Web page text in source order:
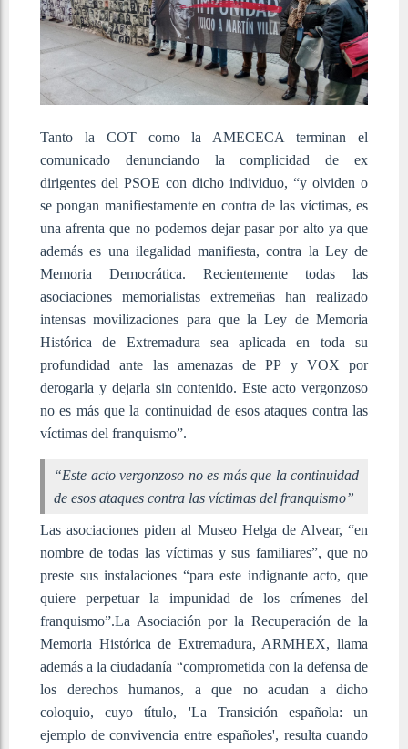
Tanto la COT como la AMECECA terminan el
comunicado denunciando la complicidad de ex
dirigentes del PSOE con dicho individuo, “y olviden o
se pongan manifiestamente en contra de las víctimas, es
una afrenta que no podemos dejar pasar por alto ya que
además es una ilegalidad manifiesta, contra la Ley de
Memoria Democrática. Recientemente todas las
asociaciones memorialistas extremeñas han realizado
intensas movilizaciones para que la Ley de Memoria
Histórica de Extremadura sea aplicada en toda su
profundidad ante las amenazas de PP y VOX por
derogarla y dejarla sin contenido. Este acto vergonzoso
no es más que la continuidad de esos ataques contra las
víctimas del franquismo”.
“Este acto vergonzoso no es más que la continuidad
de esos ataques contra las víctimas del franquismo”
Las asociaciones piden al Museo Helga de Alvear, “en
nombre de todas las víctimas y sus familiares”, que no
preste sus instalaciones “para este indignante acto, que
quiere perpetuar la impunidad de los crímenes del
franquismo”.La Asociación por la Recuperación de la
Memoria Histórica de Extremadura, ARMHEX, llama
además a la ciudadanía “comprometida con la defensa de
los derechos humanos, a que no acudan a dicho
coloquio, cuyo título, 'La Transición española: un
ejemplo de convivencia entre españoles', resulta cuando